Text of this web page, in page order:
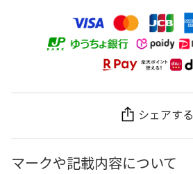
シェアする
マークや記載内容について